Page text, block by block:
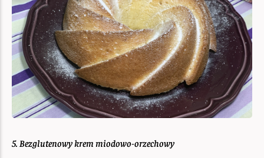
5. Bezglutenowy krem miodowo-orzechowy